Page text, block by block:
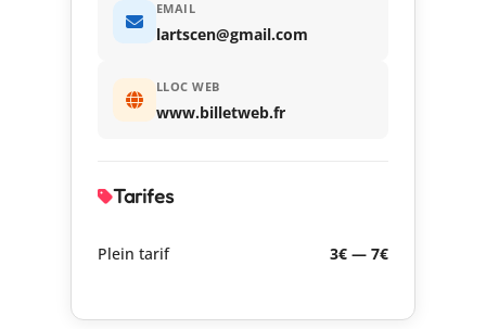
EMAIL
lartscen@gmail.com
LLOC WEB
www.billetweb.fr
Tarifes
Plein tarif 3€ — 7€